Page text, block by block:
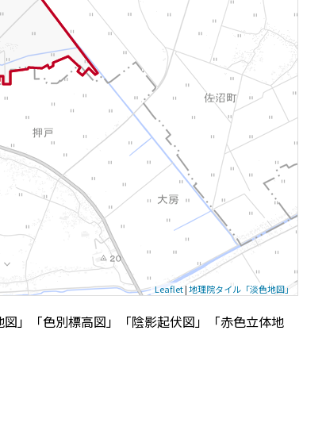
Leaflet|地理院タイル「淡色地図」
」「色別標高図」「陰影起伏図」「赤色立体地